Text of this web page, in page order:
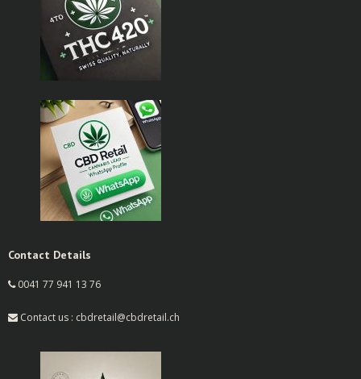
Contact Details
0041 77 941 13 76
Contact us : cbdretail@cbdretail.ch